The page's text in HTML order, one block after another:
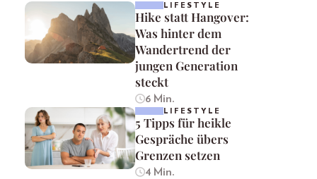
LIFESTYLE
Hike statt Hangover:
Was hinter dem
Wandertrend der
jungen Generation
steckt
6 Min.
LIFESTYLE
5 Tipps für heikle
Gespräche übers
Grenzen setzen
4 Min.